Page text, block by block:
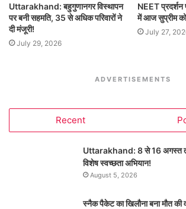
Uttarakhand: बहुगुणानगर विस्थापन
पर बनी सहमति, 35 से अधिक परिवारों ने
दी मंजूरी!
July 29, 2026
NEET प्रदर्शन
में आज सुप्रीम
July 27,
ADVERTISEMENTS
Recent
Uttarakhand: 8 से 16 अगस्त
विशेष स्वच्छता अभियान!
August 5, 2026
स्नैक पैकेट का खिलौना बना मौत